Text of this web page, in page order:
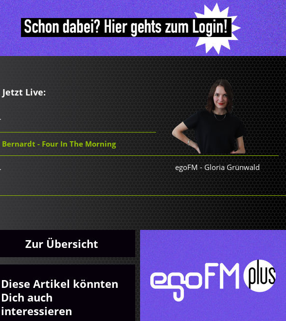
Jetzt Live:
Bernardt - Four In The Morning
egoFM - Gloria Grünwald
Zur Übersicht
Diese Artikel könnten
Dich auch
interessieren